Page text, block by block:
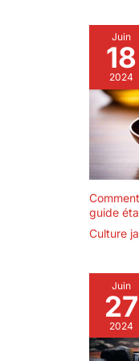
comme
Juin
18
2024
guide
Culture
Juin
27
2024